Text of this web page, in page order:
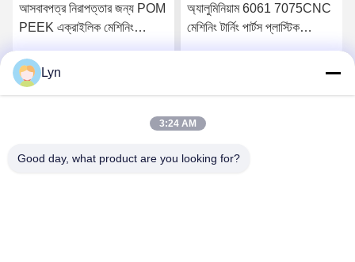
আসবাবপত্র নিরাপত্তার জন্য POM
PEEK এক্রাইলিক মেশিনিং
অ্যালুমিনিয়াম 6061 7075CNC
মেশিনিং টার্নিং পার্টস প্লাস্টিক
Lyn
3:24 AM
Good day, what product are you looking for?